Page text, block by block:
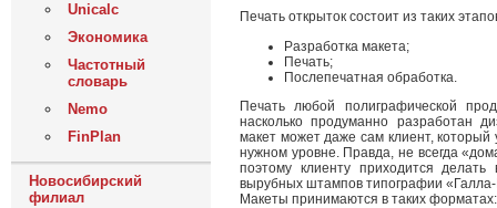
Unicalc
Экономика
Частотный
словарь
Nemo
FinPlan
Новосибирский
филиал
Печать открыток состоит из таких
Разработка макета;
Печать;
Послепечатная обработка.
Печать любой полиграфической
насколько продуманно разработан
макет может даже сам клиент, который
нужном уровне. Правда, не всегда
поэтому клиенту приходится делать
вырубных штампов типографии
Макеты принимаются в таких форматах: